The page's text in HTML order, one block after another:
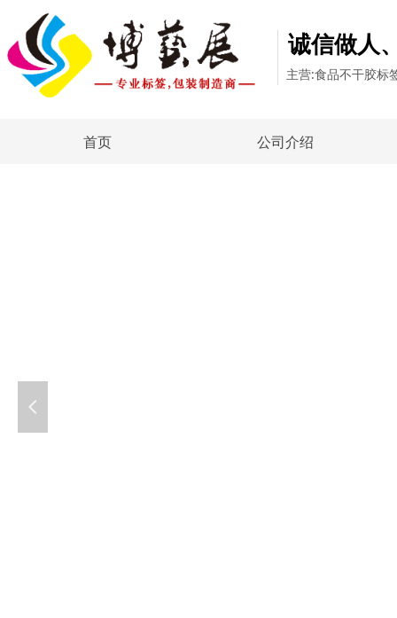
넳
主营:食品不干胶标
诚信做人
首页 公司介绍